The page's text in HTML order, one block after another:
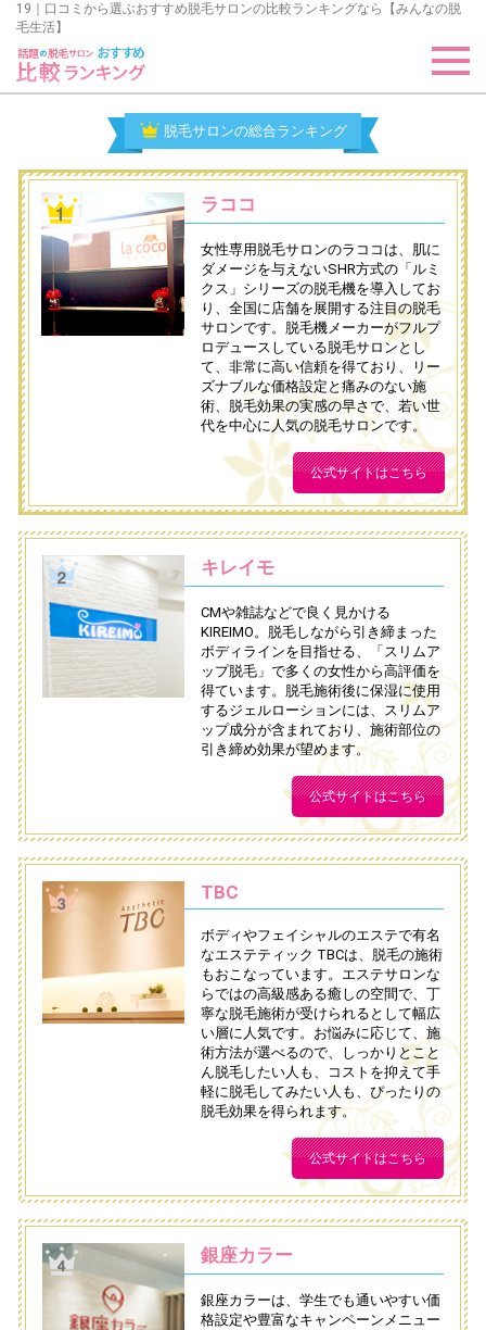
19｜口コミから選ぶおすすめ脱毛サロンの比較ランキングなら【みんなの脱
毛生活】
脱毛サロンの総合ランキング
ラココ
女性専用脱毛サロンのラココは、肌に
ダメージを与えないSHR方式の「ルミ
クス」シリーズの脱毛機を導入してお
り、全国に店舗を展開する注目の脱毛
サロンです。脱毛機メーカーがフルプ
ロデュースしている脱毛サロンとし
て、非常に高い信頼を得ており、リー
ズナブルな価格設定と痛みのない施
術、脱毛効果の実感の早さで、若い世
代を中心に人気の脱毛サロンです。
公式サイトはこちら
キレイモ
CMや雑誌などで良く見かける
KIREIMO。脱毛しながら引き締まった
ボディラインを目指せる、「スリムア
ップ脱毛」で多くの女性から高評価を
得ています。脱毛施術後に保湿に使用
するジェルローションには、スリムア
ップ成分が含まれており、施術部位の
引き締め効果が望めます。
公式サイトはこちら
TBC
ボディやフェイシャルのエステで有名
なエステティック TBCは、脱毛の施術
もおこなっています。エステサロンな
らではの高級感ある癒しの空間で、丁
寧な脱毛施術が受けられるとして幅広
い層に人気です。お悩みに応じて、施
術方法が選べるので、しっかりとこと
ん脱毛したい人も、コストを抑えて手
軽に脱毛してみたい人も、ぴったりの
脱毛効果を得られます。
公式サイトはこちら
銀座カラー
銀座カラーは、学生でも通いやすい価
格設定や豊富なキャンペーンメニュー